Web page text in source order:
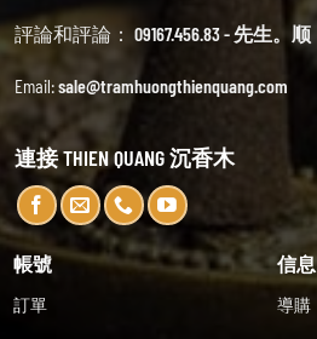
評論和評論： 09167.456.83 - 先生。顺
Email:sale@tramhuongthienquang.com
連接 THIEN QUANG 沉香木
帳號
訂單
信息
導購